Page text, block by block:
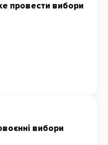
провести вибори
вибори